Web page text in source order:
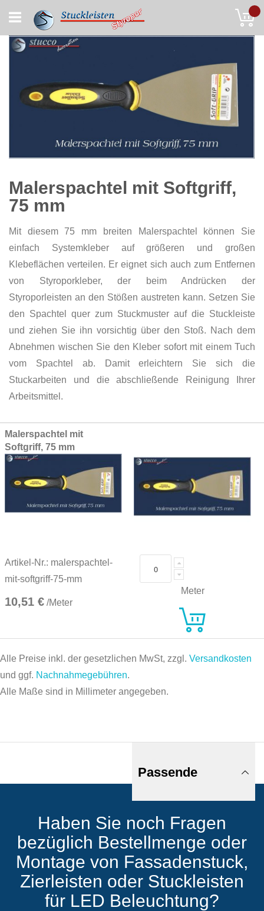
to
Content
Malerspachtel mit Softgriff,
75 mm
Mit diesem 75 mm breiten Malerspachtel können Sie
einfach Systemkleber auf größeren und großen
Klebeflächen verteilen. Er eignet sich auch zum Entfernen
von Styroporkleber, der beim Andrücken der
Styroporleisten an den Stößen austreten kann. Setzen Sie
den Spachtel quer zum Stuckmuster auf die Stuckleiste
und ziehen Sie ihn vorsichtig über den Stoß. Nach dem
Abnehmen wischen Sie den Kleber sofort mit einem Tuch
vom Spachtel ab. Damit erleichtern Sie sich die
Stuckarbeiten und die abschließende Reinigung Ihrer
Arbeitsmittel.
Grouped
product
items
Malerspachtel mit
Softgriff, 75 mm
Artikel-Nr.: malerspachtel-
mit-softgriff-75-mm
10,51 € /Meter
Meter
Alle Preise inkl. der gesetzlichen MwSt, zzgl. Versandkosten
und ggf. Nachnahmegebühren.
Alle Maße sind in Millimeter angegeben.
Passende
Produkte
Haben Sie noch Fragen
bezüglich Bestellmenge oder
Montage von Fassadenstuck,
Zierleisten oder Stuckleisten
für LED Beleuchtung?